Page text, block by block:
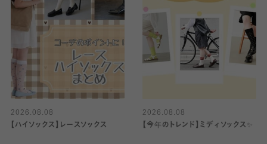
2026.08.08
【ハイソックス】レースソックス
2026.08.08
【今年のトレンド】ミディソックス✨